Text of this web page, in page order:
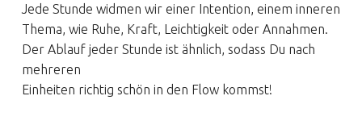
Jede Stunde widmen wir einer Intention, einem inneren
Thema, wie Ruhe, Kraft, Leichtigkeit oder Annahmen.
Der Ablauf jeder Stunde ist ähnlich, sodass Du nach
mehreren
Einheiten richtig schön in den Flow kommst!